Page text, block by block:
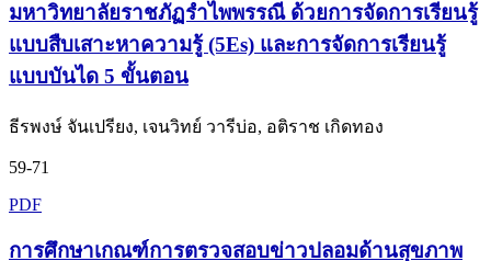
มหาวิทยาลัยราชภัฏรำไพพรรณี ด้วยการจัดการเรียนรู้
แบบสืบเสาะหาความรู้ (5Es) และการจัดการเรียนรู้
แบบบันได 5 ขั้นตอน
ธีรพงษ์ จันเปรียง, เจนวิทย์ วารีบ่อ, อติราช เกิดทอง
59-71
PDF
การศึกษาเกณฑ์การตรวจสอบข่าวปลอมด้านสุขภาพ